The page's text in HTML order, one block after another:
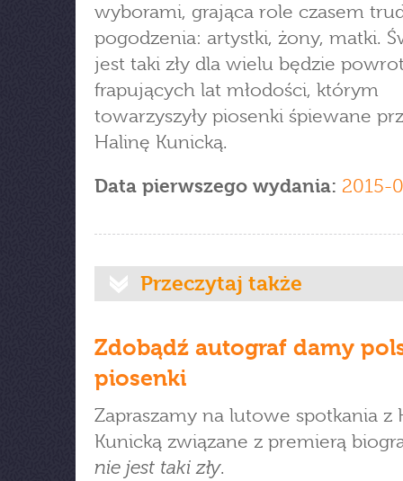
wyborami, grająca role czasem
pogodzenia: artystki, żony, matki.
jest taki zły dla wielu będzie
frapujących lat młodości, którym
towarzyszyły piosenki śpiewane
Halinę Kunicką.
Data pierwszego wydania: 2015-
Przeczytaj także
Zdobądź autograf damy
piosenki
Zapraszamy na lutowe spotkania z
Kunicką związane z premierą
nie jest taki zły.